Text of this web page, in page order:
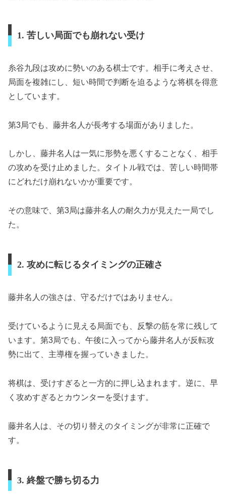
1. 苦しい局面でも崩れない受け
糸谷九段は攻めに勢いのある棋士です。相手に考えさせ、
局面を複雑にし、短い時間で判断を迫るような将棋を得意
としています。
第3局でも、藤井名人が長考する場面がありました。
しかし、藤井名人は一気に形勢を悪くすることなく、相手
の攻めを受け止めました。タイトル戦では、苦しい時間帯
にどれだけ崩れないかが重要です。
その意味で、第3局は藤井名人の耐久力が見えた一局でし
た。
2. 攻めに転じるタイミングの正確さ
藤井名人の強さは、守るだけではありません。
受けているように見える局面でも、反撃の筋を常に残して
います。第3局でも、午後に入ってから藤井名人が反転攻
勢に出て、主導権を握っていきました。
将棋は、受けすぎると一方的に押し込まれます。逆に、早
く攻めすぎるとカウンターを受けます。
藤井名人は、その切り替えのタイミングが非常に正確で
す。
3. 終盤で勝ち切る力